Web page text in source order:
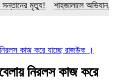
মৃত্যু! শাহজালালে অভিযান,
কাজ করে যাচ্ছে রাজউক ।
নিরলস কাজ করে